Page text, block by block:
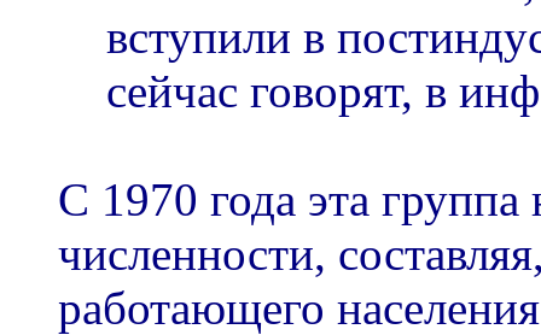
вступили в
сейчас говорят, в
С 1970 года эта группа
численности,
работающего